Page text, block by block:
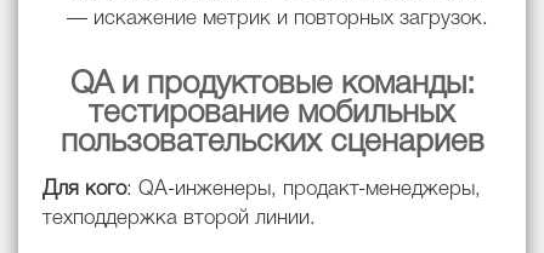
— искажение метрик и повторных загрузок.
QA и продуктовые команды:
тестирование мобильных
пользовательских сценариев
Для кого: QA-инженеры, продакт-менеджеры,
техподдержка второй линии.